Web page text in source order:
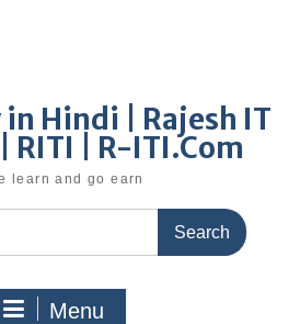
Hindi | Rajesh IT
| R-ITI.Com
learn and go earn
Menu